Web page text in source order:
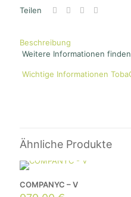
Teilen
Beschreibung
Weitere Informationen
Wichtige Informationen
Ähnliche Produkte
COMPANYC – V
optional. Sie
damit die
Website
Funktionsweise
und Struktur
Basis der
verbessern.